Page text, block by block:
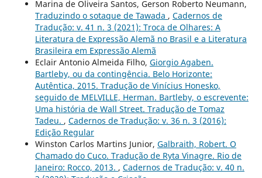
Marina de Oliveira Santos, Gerson Roberto Neumann,
Traduzindo o sotaque de Tawada , Cadernos de
Tradução: v. 41 n. 3 (2021): Troca de Olhares: A
Literatura de Expressão Alemã no Brasil e a Literatura
Brasileira em Expressão Alemã
Eclair Antonio Almeida Filho, Giorgio Agaben.
Bartleby, ou da contingência. Belo Horizonte:
Autêntica, 2015. Tradução de Vinícius Honesko,
seguido de MELVILLE, Herman. Bartleby, o escrevente:
Uma história de Wall Street. Tradução de Tomaz
Tadeu. , Cadernos de Tradução: v. 36 n. 3 (2016):
Edição Regular
Winston Carlos Martins Junior, Galbraith, Robert. O
Chamado do Cuco. Tradução de Ryta Vinagre. Rio de
Janeiro: Rocco, 2013. , Cadernos de Tradução: v. 40 n.